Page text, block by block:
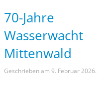
70-Jahre
Wasserwacht
Mittenwald
Geschrieben am 9. Februar 2026.